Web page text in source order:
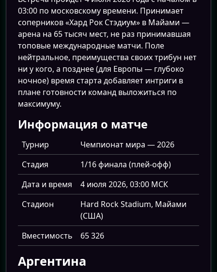
03:00 по московскому времени. Принимает
соперников «Хард Рок Стэдиум» в Майами —
арена на 65 тысяч мест, не раз принимавшая
топовые международные матчи. Поле
нейтральное, преимущества своих трибун нет
ни у кого, а позднее (для Европы — глубоко
ночное) время старта добавляет интриги в
плане готовности команд выложиться по
максимуму.
Информация о матче
Турнир
Чемпионат мира — 2026
Стадия
1/16 финала (плей-офф)
Дата и время
4 июля 2026, 03:00 МСК
Стадион
Hard Rock Stadium, Майами
(США)
Вместимость
65 326
Аргентина